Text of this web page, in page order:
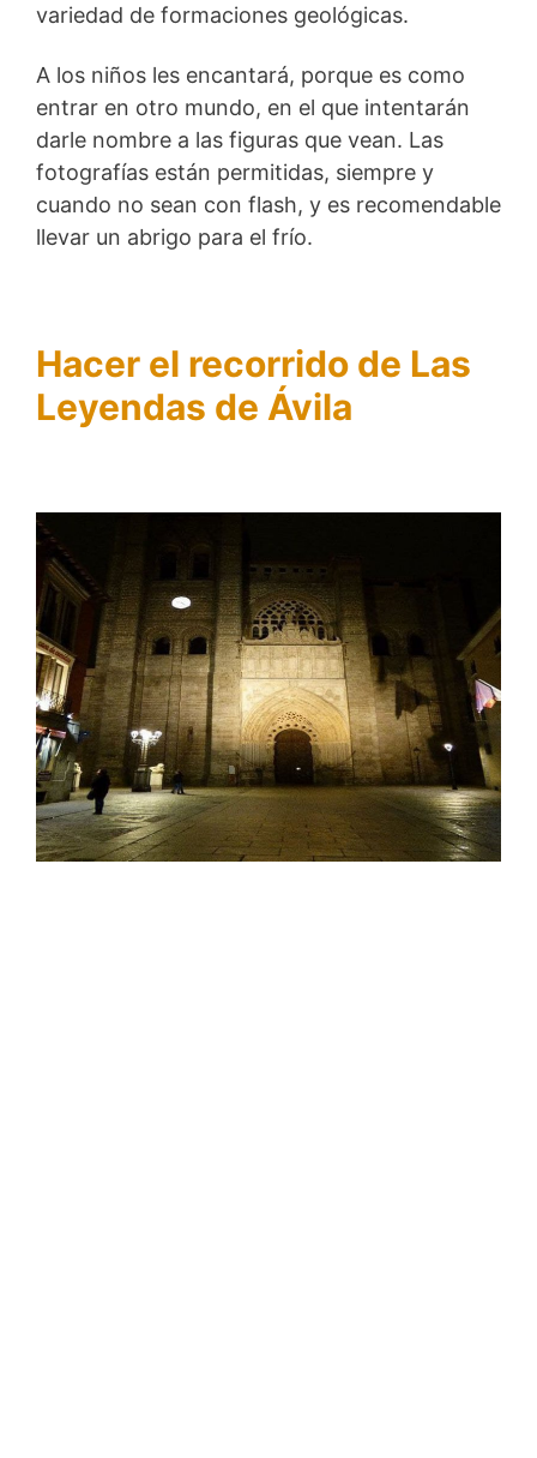
variedad de formaciones geológicas.
A los niños les encantará, porque es como
entrar en otro mundo, en el que intentarán
darle nombre a las figuras que vean. Las
fotografías están permitidas, siempre y
cuando no sean con flash, y es recomendable
llevar un abrigo para el frío.
Hacer el recorrido de Las
Leyendas de Ávila